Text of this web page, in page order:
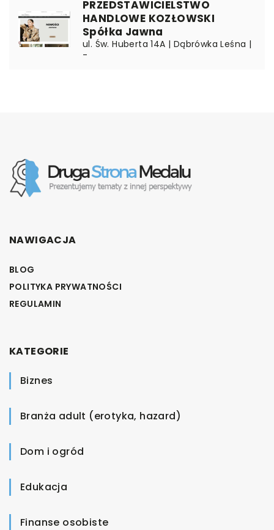
PRZEDSTAWICIELSTWO
HANDLOWE KOZŁOWSKI
Spółka Jawna
ul. Św. Huberta 14A | Dąbrówka Leśna |
-
NAWIGACJA
BLOG
POLITYKA PRYWATNOŚCI
REGULAMIN
KATEGORIE
Biznes
Branża adult (erotyka, hazard)
Dom i ogród
Edukacja
Finanse osobiste